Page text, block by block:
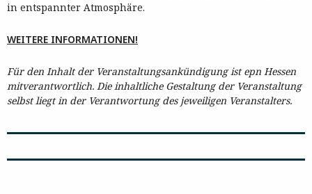
in entspannter Atmosphäre.
WEITERE INFORMATIONEN!
Für den Inhalt der Veranstaltungsankündigung ist epn Hessen
mitverantwortlich. Die inhaltliche Gestaltung der Veranstaltung
selbst liegt in der Verantwortung des jeweiligen Veranstalters.